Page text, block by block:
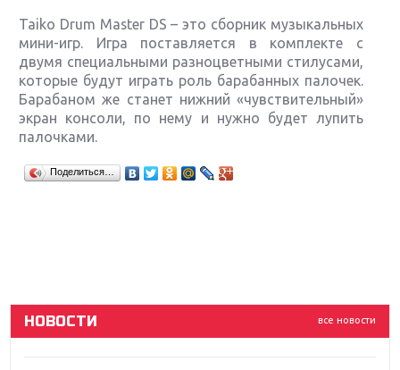
Taiko Drum Master DS – это сборник музыкальных
мини-игр. Игра поставляется в комплекте с
двумя специальными разноцветными стилусами,
которые будут играть роль барабанных палочек.
Барабаном же станет нижний «чувствительный»
экран консоли, по нему и нужно будет лупить
палочками.
Поделиться…
все новости
НОВОСТИ
Крупнейшие релизы мая: Nintendo, Microsoft и
Sony
Far Cry 5: хвалить нельзя ругать